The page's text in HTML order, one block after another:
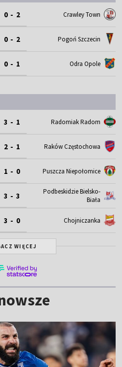
0 - 2 Crawley Town
0 - 2 Pogoń Szczecin
0 - 1 Odra Opole
3 - 1 Radomiak Radom
2 - 1 Raków Częstochowa
1 - 0 Puszcza Niepołomice
3 - 3
Podbeskidzie Bielsko-
Biała
3 - 0 Chojniczanka
WIĘCEJ